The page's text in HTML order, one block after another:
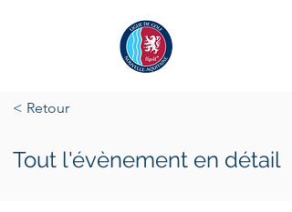
< Retour
Tout l'évènement en détail